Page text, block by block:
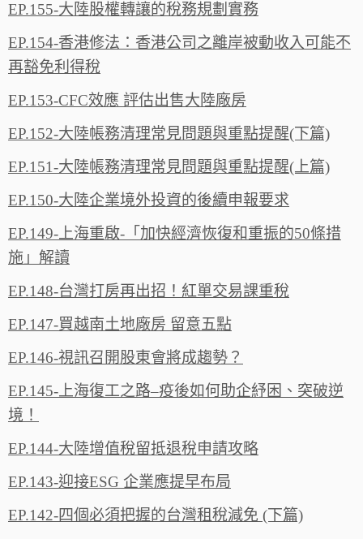
EP.155-大陸股權轉讓的稅務規劃實務
EP.154-香港修法：香港公司之離岸被動收入可能不
再豁免利得稅
EP.153-CFC效應 評估出售大陸廠房
EP.152-大陸帳務清理常見問題與重點提醒(下篇)
EP.151-大陸帳務清理常見問題與重點提醒(上篇)
EP.150-大陸企業境外投資的後續申報要求
EP.149-上海重啟-「加快經濟恢復和重振的50條措
施」解讀
EP.148-台灣打房再出招！紅單交易課重稅
EP.147-買越南土地廠房 留意五點
EP.146-視訊召開股東會將成趨勢？
EP.145-上海復工之路–疫後如何助企紓困、突破逆
境！
EP.144-大陸增值稅留抵退稅申請攻略
EP.143-迎接ESG 企業應提早布局
EP.142-四個必須把握的台灣租稅減免 (下篇)